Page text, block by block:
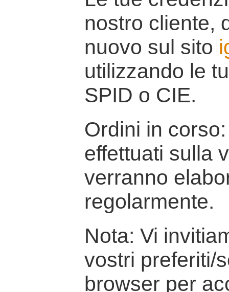
nostro cliente,
nuovo sul sito
utilizzando le
SPID o CIE.
Ordini in
effettuati sulla
verranno
regolarmente.
Nota: Vi
vostri preferiti/
browser per